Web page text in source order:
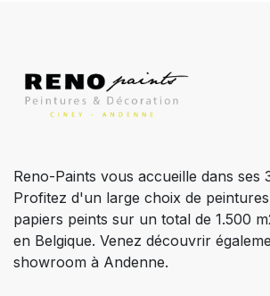
Reno-Paints vous accueille dans ses
Profitez d'un large choix de
papiers peints sur un total de 1.500
en Belgique. Venez découvrir
showroom à Andenne.